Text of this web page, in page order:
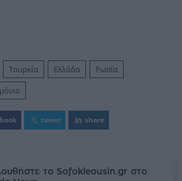
Τουρκία Ελλάδα
Ρωσία
tweet share
το Sofokleousin.gr στο